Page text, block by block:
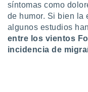
síntomas como
de humor. Si bien la
algunos estudios
entre los vientos
incidencia de